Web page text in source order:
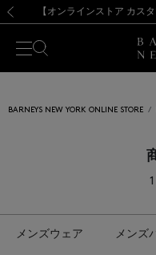
【夏季休業に伴う出
熊本県を中心とした地震
【開催中】
【夏季休業に伴う出
BARNEYS NEW YORK ONLINE STORE
メンズウェア メンズ